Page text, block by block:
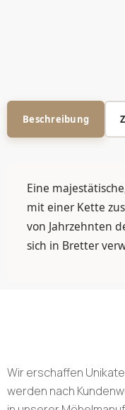
Beschreibung
Eine
mit einer Kette
von Jahrzehnten
sich in Bretter
Wir erschaffen
werden nach